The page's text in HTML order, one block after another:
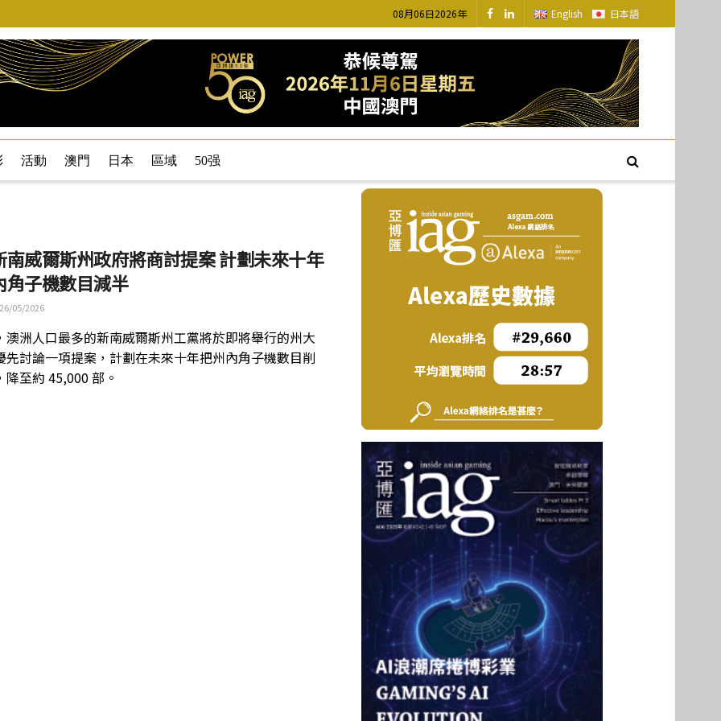
08月06日2026年 English 日本語
活動 澳門 日本 區域 50强
南威爾斯州政府將商討提案 計劃未來十年
角子機數目減半
05/2026
澳洲人口最多的新南威爾斯州工黨將於即將舉行的州大
先討論一項提案，計劃在未來十年把州內角子機數目削
降至約 45,000 部。